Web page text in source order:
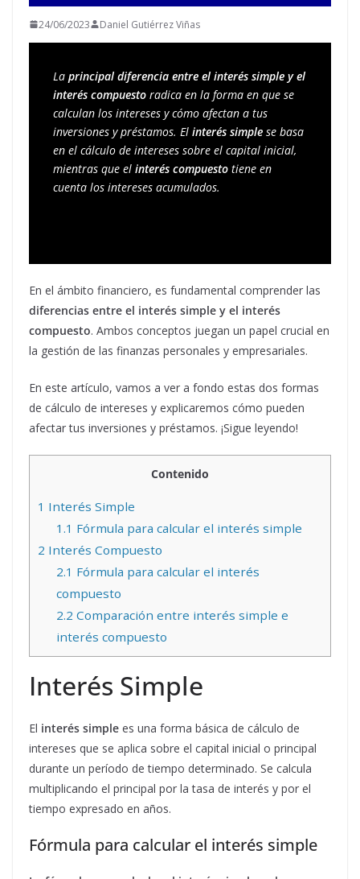
24/06/2023 Daniel Gutiérrez Viñas
La principal diferencia entre el interés simple y el
interés compuesto radica en la forma en que se
calculan los intereses y cómo afectan a tus
inversiones y préstamos. El interés simple se basa
en el cálculo de intereses sobre el capital inicial,
mientras que el interés compuesto tiene en
cuenta los intereses acumulados.
En el ámbito financiero, es fundamental comprender las
diferencias entre el interés simple y el interés
compuesto. Ambos conceptos juegan un papel crucial en
la gestión de las finanzas personales y empresariales.
En este artículo, vamos a ver a fondo estas dos formas
de cálculo de intereses y explicaremos cómo pueden
afectar tus inversiones y préstamos. ¡Sigue leyendo!
Contenido
1 Interés Simple
1.1 Fórmula para calcular el interés simple
2 Interés Compuesto
2.1 Fórmula para calcular el interés
compuesto
2.2 Comparación entre interés simple e
interés compuesto
Interés Simple
El interés simple es una forma básica de cálculo de
intereses que se aplica sobre el capital inicial o principal
durante un período de tiempo determinado. Se calcula
multiplicando el principal por la tasa de interés y por el
tiempo expresado en años.
Fórmula para calcular el interés simple